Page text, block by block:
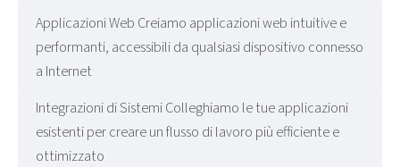
Applicazioni Web Creiamo applicazioni web intuitive e
performanti, accessibili da qualsiasi dispositivo connesso
a Internet
Integrazioni di Sistemi Colleghiamo le tue applicazioni
esistenti per creare un flusso di lavoro più efficiente e
ottimizzato